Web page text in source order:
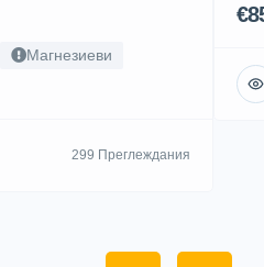
Магнезиеви
299 Преглеждания